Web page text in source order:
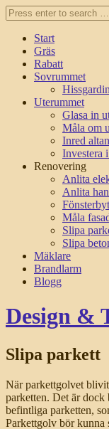
Start
Gräs
Rabatt
Sovrummet
Uterummet
Glasa in
Måla om
Inred
Investera
Renovering
Anlita
Anlita
Måla
Slipa
Slipa
Mäklare
Brandlarm
Blogg
Design &
Slipa parkett
När parkettgolvet
parketten. Det är
befintliga parketten,
Parkettgolv bör kunna